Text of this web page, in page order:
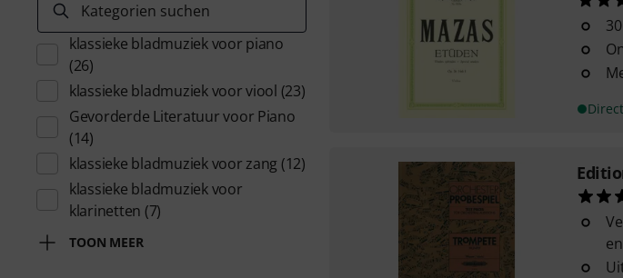
Kategorien suchen
klassieke bladmuziek voor piano
(26)
klassieke bladmuziek voor viool (23)
Gevorderde Literatuur voor Piano
(14)
klassieke bladmuziek voor zang (12)
klassieke bladmuziek voor
klarinetten (7)
TOON MEER